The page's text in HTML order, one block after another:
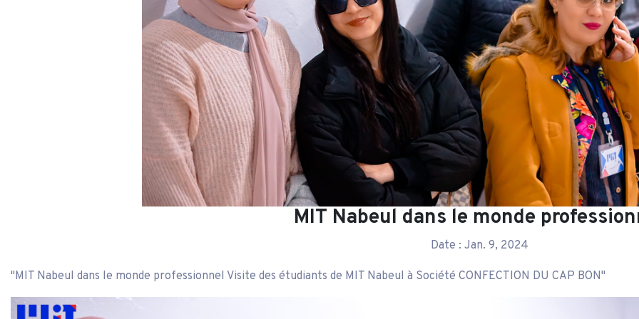
MIT Nabeul dans le monde
Date : Jan. 9, 2024
"MIT Nabeul dans le monde professionnel Visite des étudiants de MIT Nabeul à Société CONFECTION DU CAP BON"